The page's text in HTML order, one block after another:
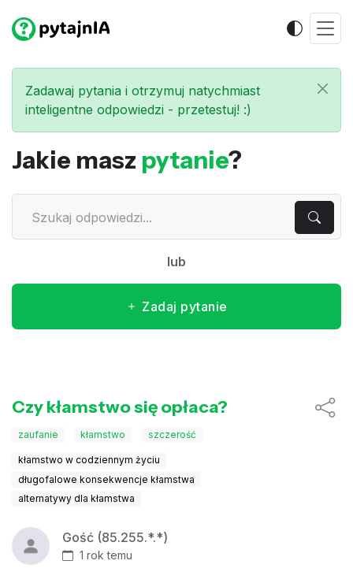
Zadawaj pytania i otrzymuj natychmiast
inteligentne odpowiedzi - przetestuj! :)
Jakie masz pytanie?
lub
Zadaj pytanie
Czy kłamstwo się opłaca?
zaufanie kłamstwo szczerość
kłamstwo w codziennym życiu
długofalowe konsekwencje kłamstwa
alternatywy dla kłamstwa
Gość (85.255.*.*)
1 rok temu